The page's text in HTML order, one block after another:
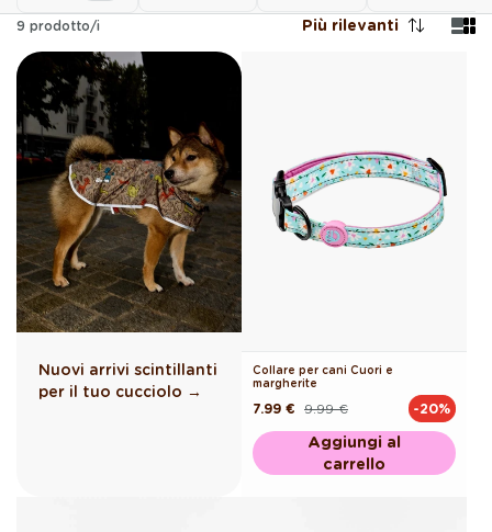
9 prodotto/i Più rilevanti
Nuovi arrivi scintillanti
per il tuo cucciolo →
Collare per cani Cuori e
margherite
Prezzo
listino
9.99 €
Prezzo
7.99 € -20%
Aggiungi al
carrello